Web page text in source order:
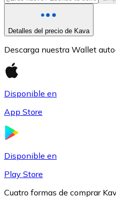
Detalles del precio de Kava
Descarga nuestra Wallet
Disponible en
App Store
Disponible en
Play Store
Cuatro formas de comprar